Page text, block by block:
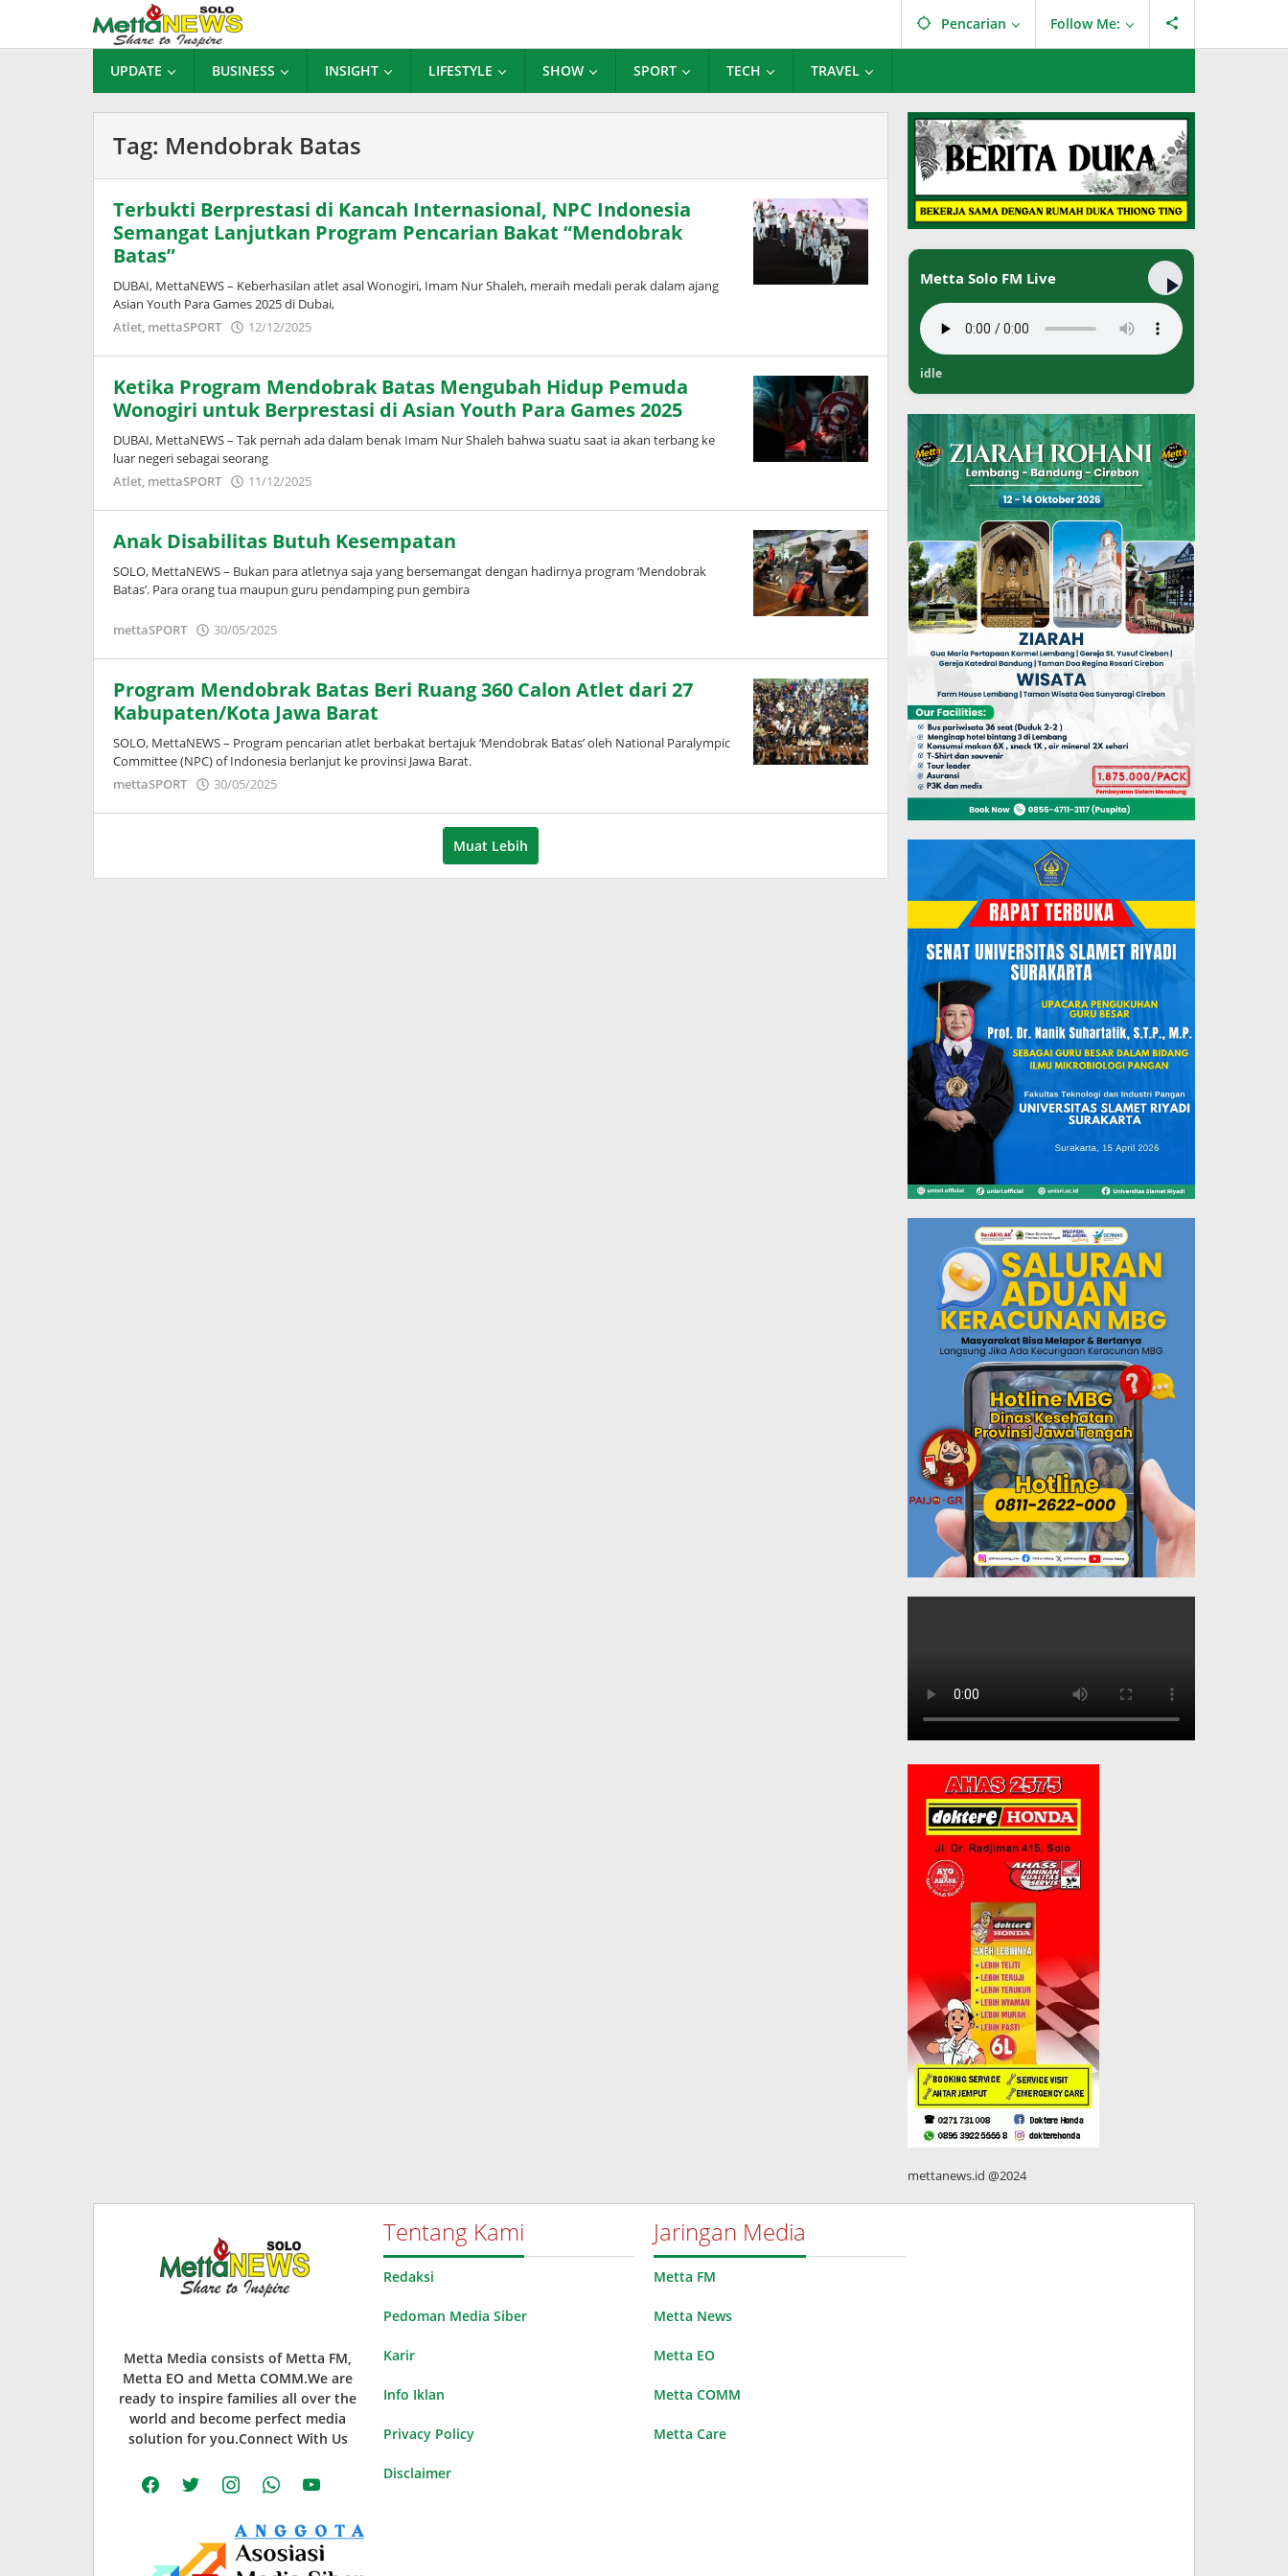
konten
Pencarian Follow Me:
UPDATE BUSINESS INSIGHT LIFESTYLE SHOW SPORT TECH TRAVEL
Tag: Mendobrak Batas
Terbukti Berprestasi di Kancah Internasional, NPC Indonesia
Semangat Lanjutkan Program Pencarian Bakat “Mendobrak
Batas”
DUBAI, MettaNEWS – Keberhasilan atlet asal Wonogiri, Imam Nur Shaleh, meraih medali perak dalam ajang
Asian Youth Para Games 2025 di Dubai,
Atlet, mettaSPORT 12/12/2025
Wardani
Ketika Program Mendobrak Batas Mengubah Hidup Pemuda
Wonogiri untuk Berprestasi di Asian Youth Para Games 2025
DUBAI, MettaNEWS – Tak pernah ada dalam benak Imam Nur Shaleh bahwa suatu saat ia akan terbang ke
luar negeri sebagai seorang
Atlet, mettaSPORT 11/12/2025
Wardani
Anak Disabilitas Butuh Kesempatan
SOLO, MettaNEWS – Bukan para atletnya saja yang bersemangat dengan hadirnya program ‘Mendobrak
Batas’. Para orang tua maupun guru pendamping pun gembira
mettaSPORT 30/05/2025
Wardani
Program Mendobrak Batas Beri Ruang 360 Calon Atlet dari 27
Kabupaten/Kota Jawa Barat
SOLO, MettaNEWS – Program pencarian atlet berbakat bertajuk ‘Mendobrak Batas’ oleh National Paralympic
Committee (NPC) of Indonesia berlanjut ke provinsi Jawa Barat.
mettaSPORT
30/05/2025
Wardani
Muat Lebih
Metta Solo FM Live
idle
mettanews.id @2024
Metta Media consists of Metta FM,
Metta EO and Metta COMM.We are
ready to inspire families all over the
world and become perfect media
solution for you.Connect With Us
facebooktwitter instagramwhatsappyoutube
Tentang Kami
Redaksi
Pedoman Media Siber
Karir
Info Iklan
Privacy Policy
Disclaimer
Jaringan Media
Metta FM
Metta News
Metta EO
Metta COMM
Metta Care